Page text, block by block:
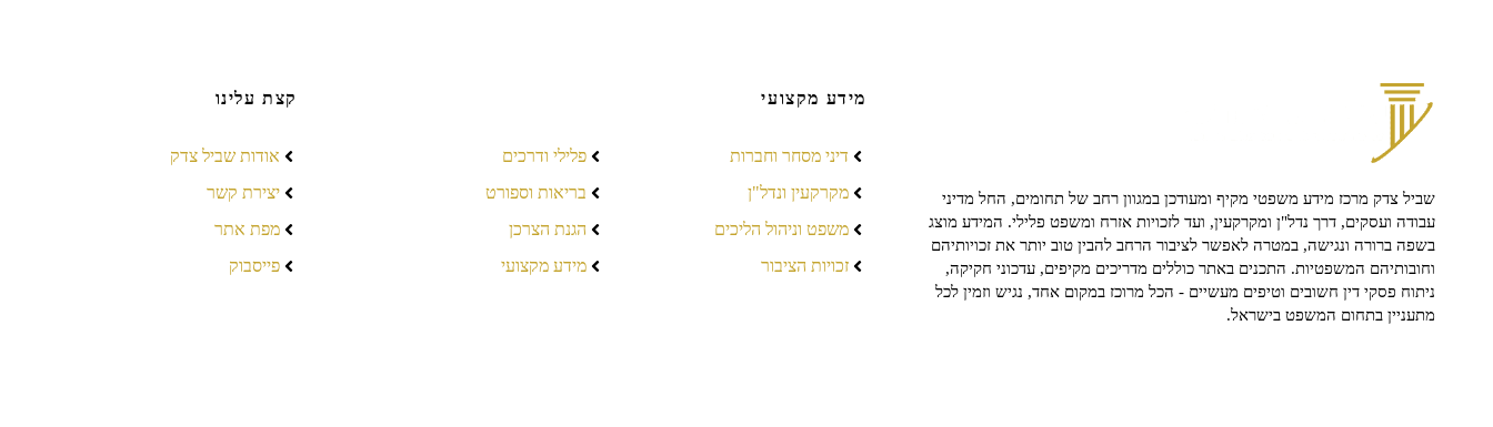
שביל צדק מרכז מידע משפטי מקיף ומעודכן במגוון רחב של תחומים, החל מדיני
עבודה ועסקים, דרך נדל"ן ומקרקעין, ועד לזכויות אזרח ומשפט פלילי. המידע מוצג
בשפה ברורה ונגישה, במטרה לאפשר לציבור הרחב להבין טוב יותר את זכויותיהם
וחובותיהם המשפטיות. התכנים באתר כוללים מדריכים מקיפים, עדכוני חקיקה,
ניתוח פסקי דין חשובים וטיפים מעשיים - הכל מרוכז במקום אחד, נגיש וזמין לכל
מתעניין בתחום המשפט בישראל.
מידע מקצועי
דיני מסחר וחברות
מקרקעין ונדל"ן
משפט וניהול הליכים
זכויות הציבור
פלילי ודרכים
בריאות וספורט
הגנת הצרכן
מידע מקצועי
קצת עלינו
אודות שביל צדק
יצירת קשר
מפת אתר
פייסבוק